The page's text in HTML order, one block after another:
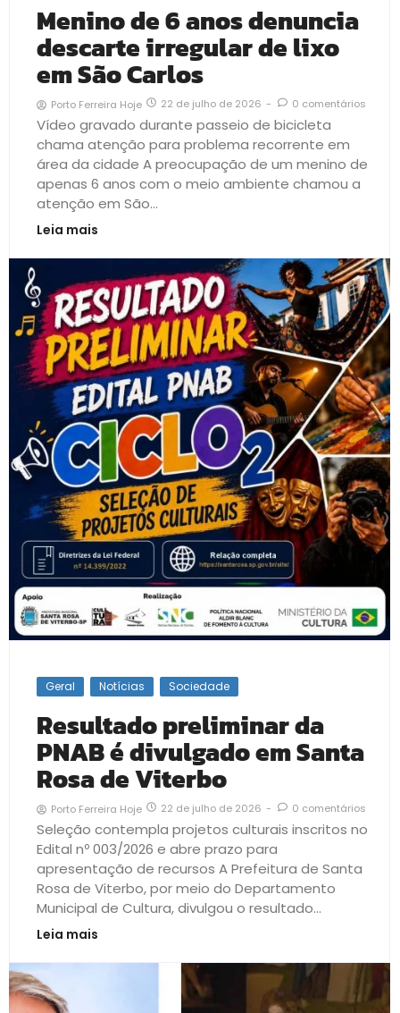
Menino de 6 anos denuncia
descarte irregular de lixo
em São Carlos
Porto Ferreira Hoje 22 de julho de 2026 - 0 comentários
Vídeo gravado durante passeio de bicicleta
chama atenção para problema recorrente em
área da cidade A preocupação de um menino de
apenas 6 anos com o meio ambiente chamou a
atenção em São...
Leia mais
Geral Notícias Sociedade
Resultado preliminar da
PNAB é divulgado em Santa
Rosa de Viterbo
Porto Ferreira Hoje 22 de julho de 2026 - 0 comentários
Seleção contempla projetos culturais inscritos no
Edital nº 003/2026 e abre prazo para
apresentação de recursos A Prefeitura de Santa
Rosa de Viterbo, por meio do Departamento
Municipal de Cultura, divulgou o resultado...
Leia mais